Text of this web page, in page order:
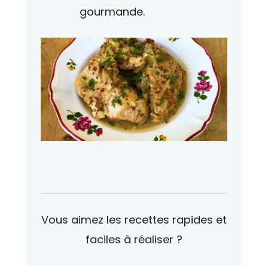
gourmande.
Vous aimez les recettes rapides et
faciles à réaliser ?